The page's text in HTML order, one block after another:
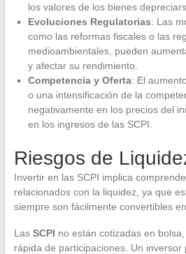
los valores de los bienes
Evoluciones Regulatorias: Las
como las reformas fiscales o las
medioambientales, pueden
y afectar su rendimiento.
Competencia y Oferta: El
o una intensificación de la
negativamente en los precios del
en los ingresos de las SCPI.
Riesgos de
Invertir en las SCPI implica
relacionados con la liquidez, ya que
siempre son fácilmente convertibles
Las SCPI no están cotizadas en
rápida de participaciones. Un